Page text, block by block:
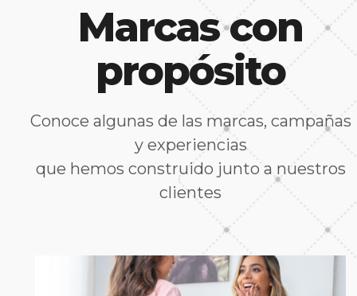
Marcas con
propósito
Conoce algunas de las marcas, campañas
y experiencias
que hemos construido junto a nuestros
clientes